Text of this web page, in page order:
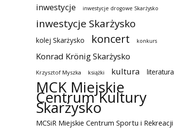
inwestycje inwestycje drogowe Skarżysko
inwestycje Skarżysko
kolej Skarżysko koncert konkurs
Konrad Krönig Skarżysko
Krzysztof Myszka książki kultura literatura
MCK Miejskie
Centrum Kultury
Skarżysko
MCSiR Miejskie Centrum Sportu i Rekreacji